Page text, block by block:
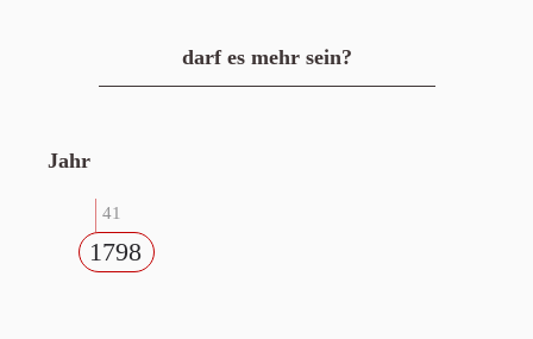
darf es mehr sein?
Jahr
41
1798